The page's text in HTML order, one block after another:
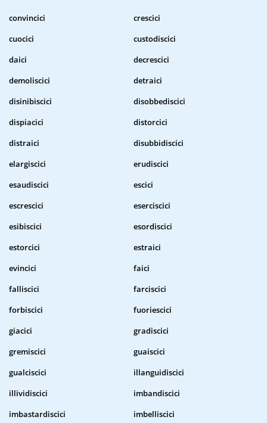
convincici
crescici
cuocici
custodiscici
daici
decrescici
demoliscici
detraici
disinibiscici
disobbediscici
dispiacici
distorcici
distraici
disubbidiscici
elargiscici
erudiscici
esaudiscici
escici
escrescici
eserciscici
esibiscici
esordiscici
estorcici
estraici
evincici
faici
falliscici
farciscici
forbiscici
fuoriescici
giacici
gradiscici
gremiscici
guaiscici
gualciscici
illanguidiscici
illividiscici
imbandiscici
imbastardiscici
imbelliscici